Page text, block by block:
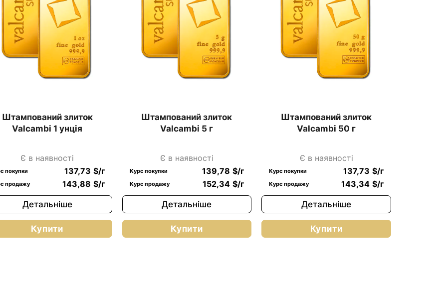
Штампований злиток
Valcambi 1 унція
Є в наявності
покупки 137,73 $/г
продажу 143,88 $/г
Детальніше
Купити
Штампований злиток
Valcambi 5 г
Є в наявності
Курс покупки 139,78 $/г
Курс продажу 152,34 $/г
Детальніше
Купити
Штампований злиток
Valcambi 50 г
Є в наявності
Курс покупки 137,73 $/г
Курс продажу 143,34 $/г
Детальніше
Купити